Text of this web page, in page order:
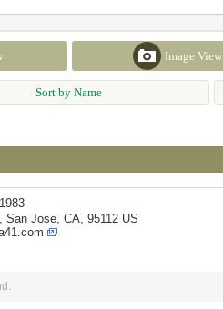
Image View
Sort by Name
San Jose, CA, 95112 US